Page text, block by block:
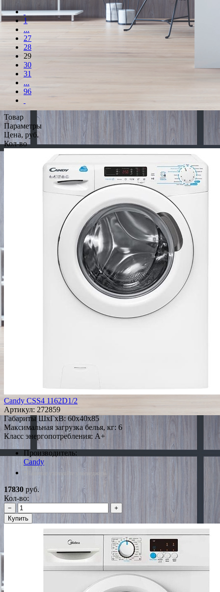
1
...
27
28
29
30
31
...
96
Товар
Параметры
Цена, руб.
Кол-во
Candy CSS4 1162D1/2
Артикул: 272859
Габариты ШxГxВ: 60x40x85
Максимальная загрузка белья, кг: 6
Класс энергопотребления: A+
Производитель:
Candy
*Наличие уточняйте у менеджера
17830 руб.
Кол-во:
−
+
Купить